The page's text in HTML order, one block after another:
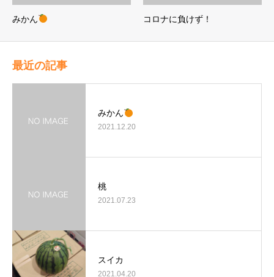
みかん コロナに負けず！
最近の記事
みかん
2021.12.20
桃
2021.07.23
スイカ
2021.04.20